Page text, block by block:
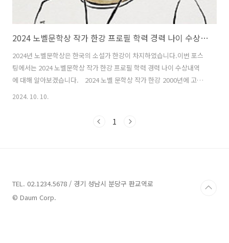
2024 노벨문학상 작가 한강 프로필 학력 경력 나이 수상내역
2024년 노벨문학상은 한국의 소설가 한강이 차지하였습니다.이번 포스
팅에서는 2024 노벨문학상 작가 한강 프로필 학력 경력 나이 수상내역
에 대해 알아보겠습니다. 2024 노벨 문학상 작가 한강 2000년에 고
(故) 김대중 전 대통령이 평화상을 수상한 이후, 한국인이 노벨상을 받은
했습니다. 노벨위원회는 한강 작가의 작품이 "역사적 고통을 마주하면서
2024. 10. 10.
1
TEL. 02.1234.5678 / 경기 성남시 분당구 판교역로
© Daum Corp.